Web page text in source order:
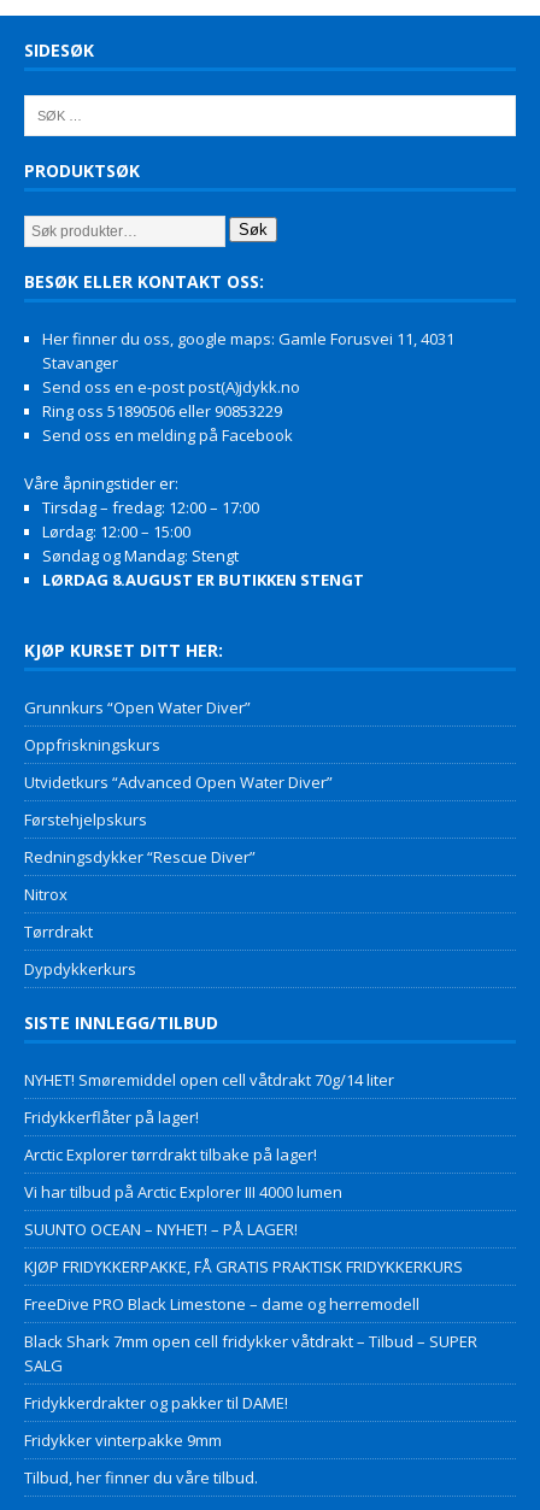
SIDESØK
PRODUKTSØK
Søk
BESØK ELLER KONTAKT OSS:
Her finner du oss, google maps: Gamle Forusvei 11, 4031
Stavanger
Send oss en e-post post(A)jdykk.no
Ring oss 51890506 eller 90853229
Send oss en melding på Facebook
Våre åpningstider er:
Tirsdag – fredag: 12:00 – 17:00
Lørdag: 12:00 – 15:00
Søndag og Mandag: Stengt
LØRDAG 8.AUGUST ER BUTIKKEN STENGT
KJØP KURSET DITT HER:
Grunnkurs “Open Water Diver”
Oppfriskningskurs
Utvidetkurs “Advanced Open Water Diver”
Førstehjelpskurs
Redningsdykker “Rescue Diver”
Nitrox
Tørrdrakt
Dypdykkerkurs
SISTE INNLEGG/TILBUD
NYHET! Smøremiddel open cell våtdrakt 70g/14 liter
Fridykkerflåter på lager!
Arctic Explorer tørrdrakt tilbake på lager!
Vi har tilbud på Arctic Explorer III 4000 lumen
SUUNTO OCEAN – NYHET! – PÅ LAGER!
KJØP FRIDYKKERPAKKE, FÅ GRATIS PRAKTISK FRIDYKKERKURS
FreeDive PRO Black Limestone – dame og herremodell
Black Shark 7mm open cell fridykker våtdrakt – Tilbud – SUPER
SALG
Fridykkerdrakter og pakker til DAME!
Fridykker vinterpakke 9mm
Tilbud, her finner du våre tilbud.